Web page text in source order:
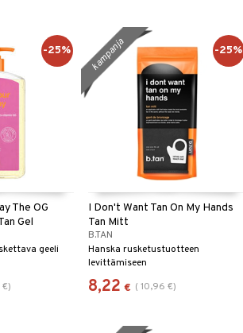
The OG
Gel
geeli
€)
-25%
I Don't Want Tan On My Hands
Tan Mitt
B.TAN
Hanska rusketustuotteen
levittämiseen
8,22 € ( 10,96 €)
kampanja -25%